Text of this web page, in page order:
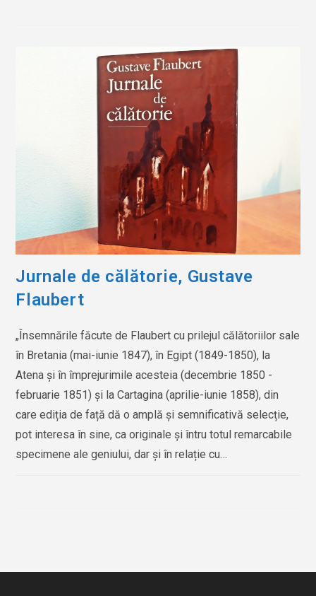
Jurnale de călătorie, Gustave
Flaubert
„Însemnările făcute de Flaubert cu prilejul călătoriilor sale
în Bretania (mai-iunie 1847), în Egipt (1849-1850), la
Atena și în împrejurimile acesteia (decembrie 1850 -
februarie 1851) și la Cartagina (aprilie-iunie 1858), din
care ediția de față dă o amplă și semnificativă selecție,
pot interesa în sine, ca originale și întru totul remarcabile
specimene ale geniului, dar și în relație cu…